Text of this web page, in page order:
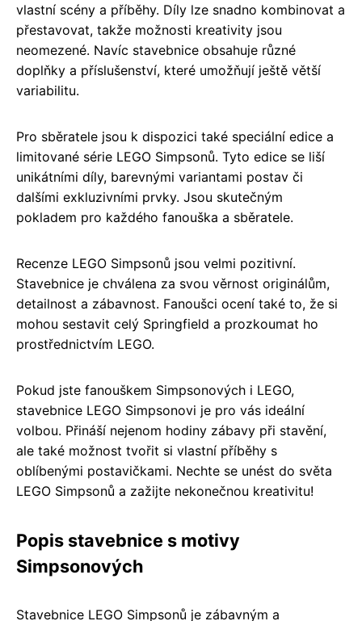
vlastní scény a příběhy. Díly lze snadno kombinovat a
přestavovat, takže možnosti kreativity jsou
neomezené. Navíc stavebnice obsahuje různé
doplňky a příslušenství, které umožňují ještě větší
variabilitu.
Pro sběratele jsou k dispozici také speciální edice a
limitované série LEGO Simpsonů. Tyto edice se liší
unikátními díly, barevnými variantami postav či
dalšími exkluzivními prvky. Jsou skutečným
pokladem pro každého fanouška a sběratele.
Recenze LEGO Simpsonů jsou velmi pozitivní.
Stavebnice je chválena za svou věrnost originálům,
detailnost a zábavnost. Fanoušci ocení také to, že si
mohou sestavit celý Springfield a prozkoumat ho
prostřednictvím LEGO.
Pokud jste fanouškem Simpsonových i LEGO,
stavebnice LEGO Simpsonovi je pro vás ideální
volbou. Přináší nejenom hodiny zábavy při stavění,
ale také možnost tvořit si vlastní příběhy s
oblíbenými postavičkami. Nechte se unést do světa
LEGO Simpsonů a zažijte nekonečnou kreativitu!
Popis stavebnice s motivy
Simpsonových
Stavebnice LEGO Simpsonů je zábavným a